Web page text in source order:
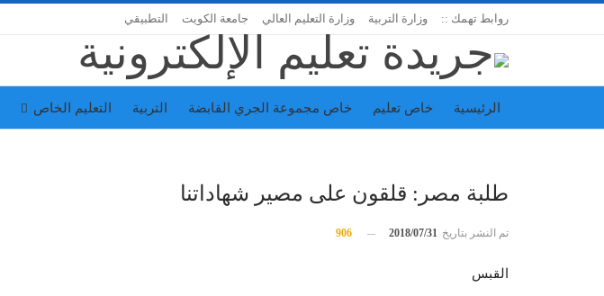
روابط تهمك :: وزارة التربية وزارة التعليم العالي جامعة الكويت التطبيقي
الرئيسية خاص تعليم خاص مجموعة الجري القابضة التربية التعليم الخاص
طلبة مصر: قلقون على مصير شهاداتنا
تم النشر بتاريخ 2018/07/31
القبس